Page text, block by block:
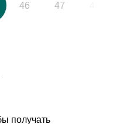
46 47
получать